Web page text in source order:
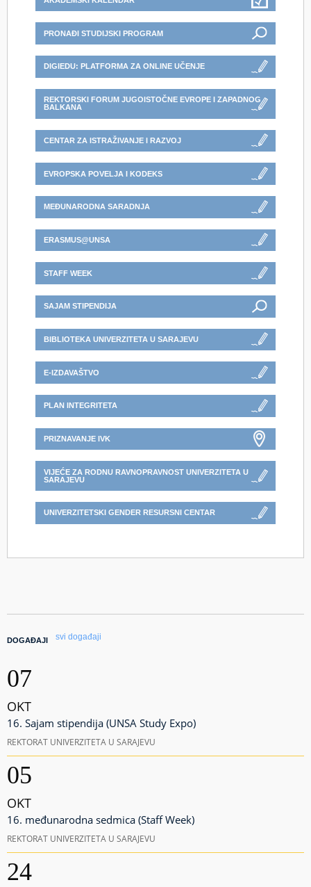
PRONAĐI STUDIJSKI PROGRAM
DIGIEDU: PLATFORMA ZA ONLINE UČENJE
REKTORSKI FORUM JUGOISTOČNE EVROPE I ZAPADNOG
BALKANA
CENTAR ZA ISTRAŽIVANJE I RAZVOJ
EVROPSKA POVELJA I KODEKS
MEĐUNARODNA SARADNJA
ERASMUS@UNSA
STAFF WEEK
SAJAM STIPENDIJA
BIBLIOTEKA UNIVERZITETA U SARAJEVU
E-IZDAVAŠTVO
PLAN INTEGRITETA
PRIZNAVANJE IVK
VIJEĆE ZA RODNU RAVNOPRAVNOST UNIVERZITETA U
SARAJEVU
UNIVERZITETSKI GENDER RESURSNI CENTAR
DOGAĐAJI svi događaji
07
OKT
16. Sajam stipendija (UNSA Study Expo)
REKTORAT UNIVERZITETA U SARAJEVU
05
OKT
16. međunarodna sedmica (Staff Week)
REKTORAT UNIVERZITETA U SARAJEVU
24